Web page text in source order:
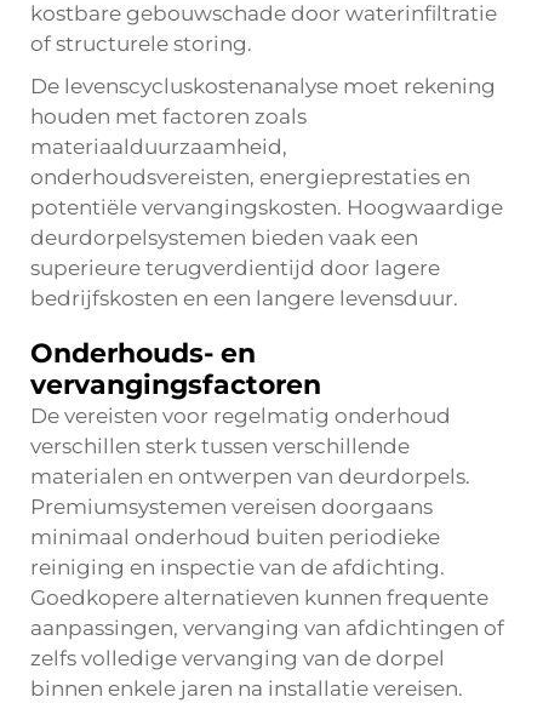
kostbare gebouwschade door waterinfiltratie
of structurele storing.
De levenscycluskostenanalyse moet rekening
houden met factoren zoals
materiaalduurzaamheid,
onderhoudsvereisten, energieprestaties en
potentiële vervangingskosten. Hoogwaardige
deurdorpelsystemen bieden vaak een
superieure terugverdientijd door lagere
bedrijfskosten en een langere levensduur.
Onderhouds- en
vervangingsfactoren
De vereisten voor regelmatig onderhoud
verschillen sterk tussen verschillende
materialen en ontwerpen van deurdorpels.
Premiumsystemen vereisen doorgaans
minimaal onderhoud buiten periodieke
reiniging en inspectie van de afdichting.
Goedkopere alternatieven kunnen frequente
aanpassingen, vervanging van afdichtingen of
zelfs volledige vervanging van de dorpel
binnen enkele jaren na installatie vereisen.